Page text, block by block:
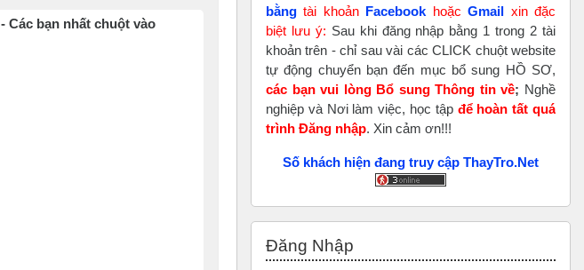
- Các bạn nhất chuột vào
bằng tài khoản Facebook hoặcGmail xin đặc
biệt lưu ý: Sau khi đăng nhập bằng 1 trong 2 tài
khoản trên - chỉ sau vài các CLICK chuột website
tự động chuyển bạn đến mục bổ sung HỒ SƠ,
các bạn vui lòng Bổ sung Thông tin về; Nghề
nghiệp và Nơi làm việc, học tập để hoàn tấtquá
trình Đăng nhập. Xin cảm ơn!!!
Số khách hiện đang truy cập ThayTro.Net
Đăng Nhập